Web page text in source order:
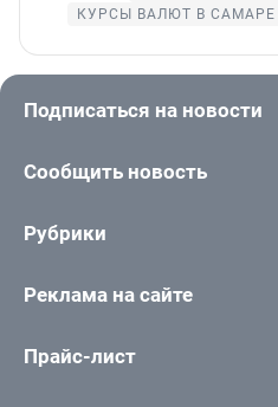
КУРСЫ ВАЛЮТ В САМАРЕ
Подписаться на новости
Сообщить новость
Рубрики
Реклама на сайте
Прайс-лист